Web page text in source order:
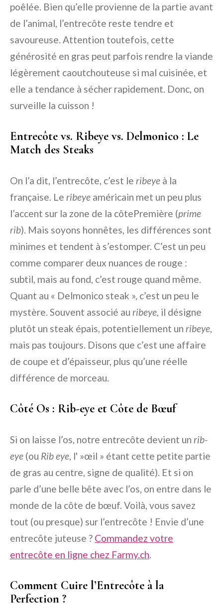
poêlée. Bien qu’elle provienne de la partie avant
de l’animal, l’entrecôte reste tendre et
savoureuse. Attention toutefois, cette
générosité en gras peut parfois rendre la viande
légèrement caoutchouteuse si mal cuisinée, et
elle a tendance à sécher rapidement. Donc, on
surveille la cuisson !
Entrecôte vs. Ribeye vs. Delmonico : Le
Match des Steaks
On l’a dit, l’entrecôte, c’est le ribeye à la
française. Le ribeye américain met un peu plus
l’accent sur la zone de la côtePremière (prime
rib). Mais soyons honnêtes, les différences sont
minimes et tendent à s’estomper. C’est un peu
comme comparer deux nuances de rouge :
subtil, mais au fond, c’est rouge quand même.
Quant au « Delmonico steak », c’est un peu le
mystère. Souvent associé au ribeye, il désigne
plutôt un steak épais, potentiellement un ribeye,
mais pas toujours. Disons que c’est une affaire
de coupe et d’épaisseur, plus qu’une réelle
différence de morceau.
Côté Os : Rib-eye et Côte de Bœuf
Si on laisse l’os, notre entrecôte devient un rib-
eye (ou Rib eye, l' »œil » étant cette petite partie
de gras au centre, signe de qualité). Et si on
parle d’une belle bête avec l’os, on entre dans le
monde de la côte de bœuf. Voilà, vous savez
tout (ou presque) sur l’entrecôte ! Envie d’une
entrecôte juteuse ? Commandez votre
entrecôte en ligne chez Farmy.ch.
Comment Cuire l’Entrecôte à la
Perfection ?